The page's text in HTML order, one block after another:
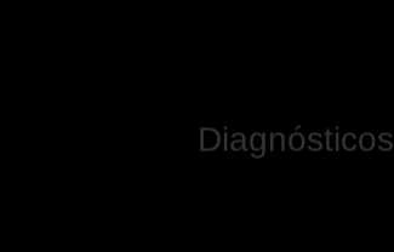
Diagnósticos